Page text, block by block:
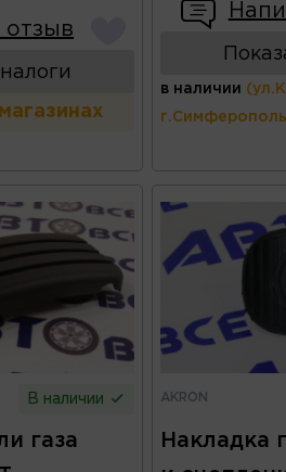
отзыв
в наличии
В наличии
газа
AKRON
Накладка